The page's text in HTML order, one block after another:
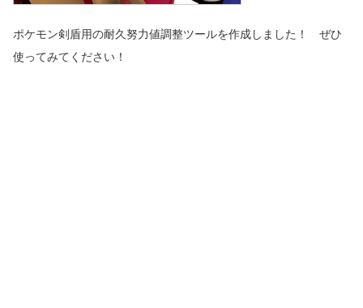
ポケモン剣盾用の耐久努力値調整ツールを作成しました！ ぜひ
使ってみてください！